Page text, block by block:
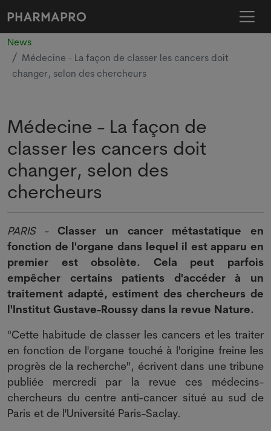
News
Médecine - La façon de classer les cancers doit
changer, selon des chercheurs
Médecine - La façon de
classer les cancers doit
changer, selon des
chercheurs
PARIS-Classer un cancer métastatique en
fonction de l'organe dans lequel il est apparu en
premier est obsolète. Cela peut parfois
empêcher certains patients d'accéder à un
traitement adapté, estiment des chercheurs de
l'Institut Gustave-Roussy dans la revue Nature.
"Cette habitude de classer les cancers et les traiter
en fonction de l'organe touché à l'origine freine les
progrès de la recherche", écrivent dans une tribune
publiée mercredi par la revue ces médecins-
chercheurs du centre anti-cancer situé au sud de
Paris et de l'Université Paris-Saclay.